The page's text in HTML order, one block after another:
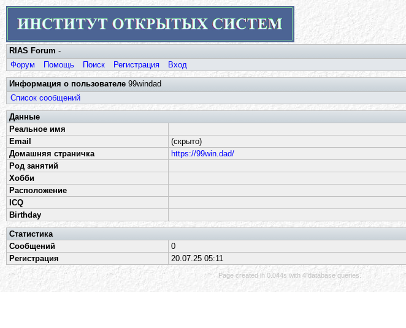
RIAS Forum -
Форум
Помощь Поиск Регистрация Вход
Информация о пользователе 99windad
Список сообщений
Данные
Реальное имя
Email
(скрыто)
Домашняя страничка
https://99win.dad/
Род занятий
Хобби
Расположение
ICQ
Birthday
Статистика
Сообщений
0
Регистрация
20.07.25 05:11
Page created in 0.044s with 4 database queries.